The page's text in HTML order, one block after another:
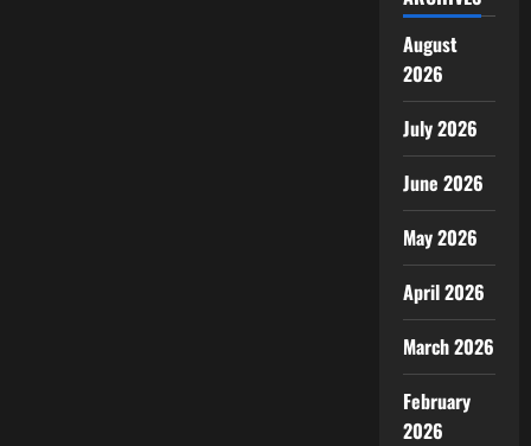
August
2026
July 2026
June 2026
May 2026
April 2026
March 2026
February
2026